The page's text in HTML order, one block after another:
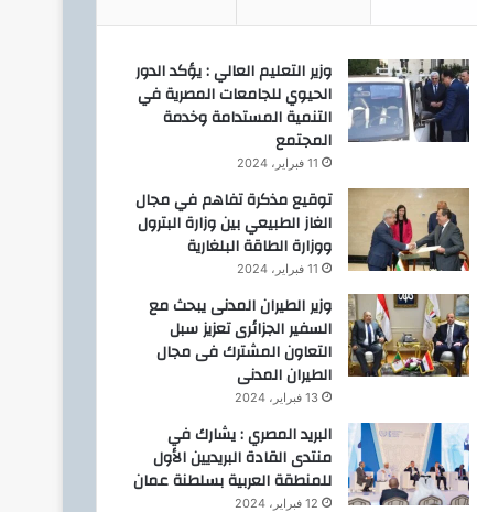
وزير التعليم العالي : يؤكد الدور
الحيوي للجامعات المصرية في
التنمية المستدامة وخدمة
المجتمع
11 فبراير، 2024
توقيع مذكرة تفاهم في مجال
الغاز الطبيعي بين وزارة البترول
ووزارة الطاقة البلغارية
11 فبراير، 2024
وزير الطيران المدنى يبحث مع
السفير الجزائرى تعزيز سبل
التعاون المشترك فى مجال
الطيران المدنى
13 فبراير، 2024
البريد المصري : يشارك في
منتدى القادة البريديين الأول
للمنطقة العربية بسلطنة عمان
12 فبراير، 2024